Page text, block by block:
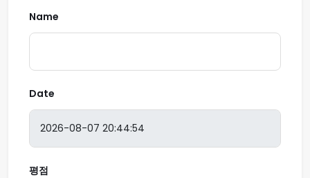
Name
Date
평점